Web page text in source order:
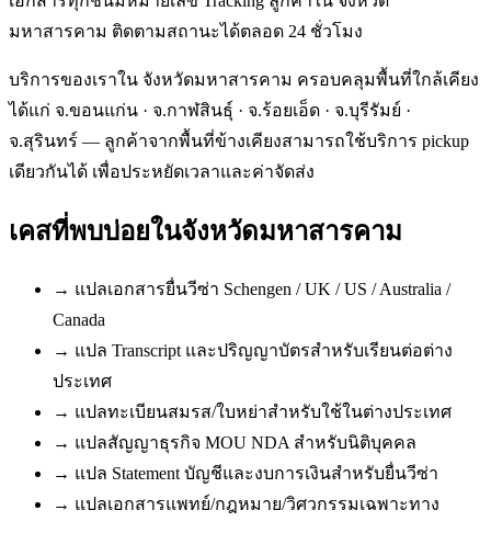
มหาสารคาม ติดตามสถานะได้ตลอด 24 ชั่วโมง
บริการของเราใน จังหวัดมหาสารคาม ครอบคลุมพื้นที่ใกล้เคียง
ได้แก่ จ.ขอนแก่น · จ.กาฬสินธุ์ · จ.ร้อยเอ็ด · จ.บุรีรัมย์ ·
จ.สุรินทร์ — ลูกค้าจากพื้นที่ข้างเคียงสามารถใช้บริการ pickup
เดียวกันได้ เพื่อประหยัดเวลาและค่าจัดส่ง
เคสที่พบบ่อยในจังหวัดมหาสารคาม
→ แปลเอกสารยื่นวีซ่า Schengen / UK / US / Australia /
Canada
→ แปล Transcript และปริญญาบัตรสำหรับเรียนต่อต่าง
ประเทศ
→ แปลทะเบียนสมรส/ใบหย่าสำหรับใช้ในต่างประเทศ
→ แปลสัญญาธุรกิจ MOU NDA สำหรับนิติบุคคล
→ แปล Statement บัญชีและงบการเงินสำหรับยื่นวีซ่า
→ แปลเอกสารแพทย์/กฎหมาย/วิศวกรรมเฉพาะทาง